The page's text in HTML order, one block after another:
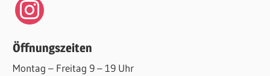
instagram
Öffnungszeiten
Montag – Freitag 9 – 19 Uhr